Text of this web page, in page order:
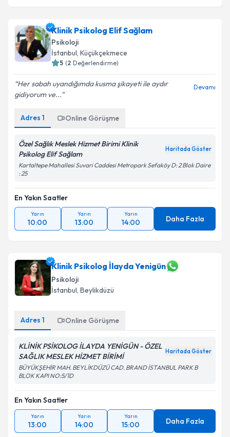
Klinik Psikolog Elif Sağlam
Psikoloji
İstanbul, Küçükçekmece
5 (2 Değerlendirme)
Her sabah uyandığımda kusma şikayeti ile aydır
gidiyorum ve...
Devamı
Adres 1 Online Görüşme
Özel Sağlık Meslek Hizmet Birimi Klinik
Psikolog Elif Sağlam
Haritada Göster
Kartaltepe Mahallesi Suvari Caddesi Metropark Sefaköy D: 2 Blok Daire
: 25
En Yakın Saatler
Yarın
10:00
Yarın
13:00
Yarın
14:00 Daha Fazla
Klinik Psikolog İlayda Yenigün
Psikoloji
İstanbul, Beylikdüzü
Adres 1 Online Görüşme
KLİNİK PSİKOLOG İLAYDA YENİGÜN - ÖZEL
SAĞLIK MESLEK HİZMET BİRİMİ
Haritada Göster
BÜYÜKŞEHİR MAH. BEYLİKDÜZÜ CAD. BRAND İSTANBUL PARK B
BLOK KAPI NO:5/1D
En Yakın Saatler
Yarın
13:00
Yarın
14:00
Yarın
15:00 Daha Fazla